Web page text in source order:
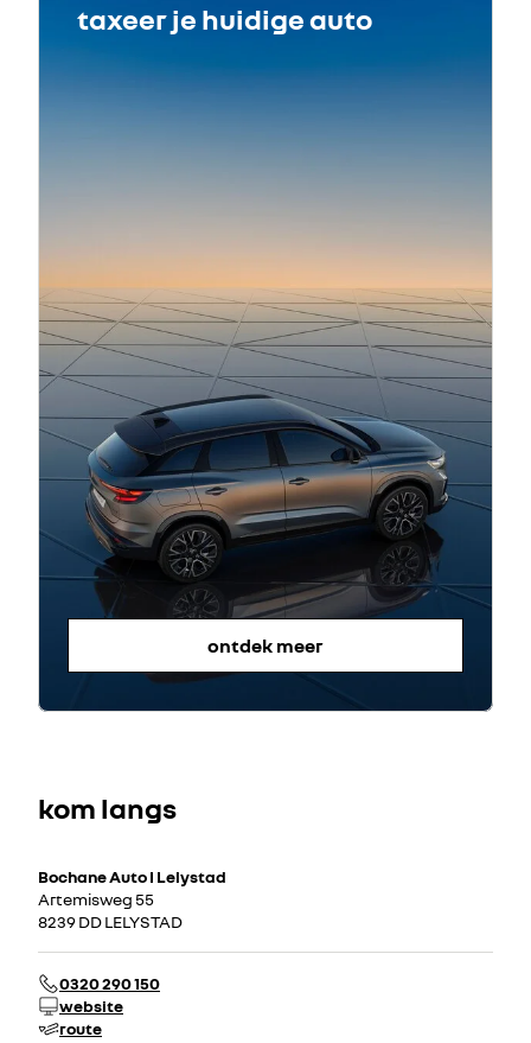
taxeer je huidige auto
ontdek meer
kom langs
Bochane Auto I Lelystad
Artemisweg 55
8239 DD LELYSTAD
0320 290 150
website
route